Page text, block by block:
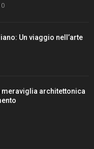
0
Un viaggio nell’arte
meraviglia architettonica